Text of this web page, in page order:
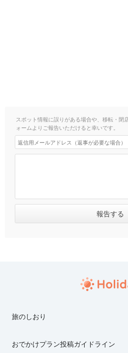
スポット情報に誤りがある場合や、移転・閉
ォームよりご報告いただけると幸いです。
旅のしおり
おでかけプラン投稿ガイドライン